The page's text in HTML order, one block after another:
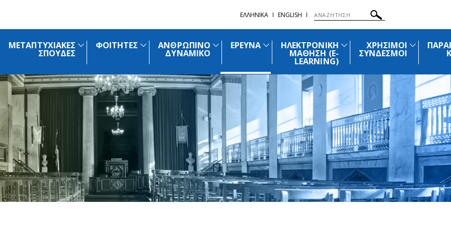
ΕΛΛΗΝΙΚΑ ENGLISH
ΜΕΤΑΠΤΥΧΙΑΚΕΣ
ΣΠΟΥΔΕΣ
ΦΟΙΤΗΤΕΣ ΑΝΘΡΩΠΙΝΟ
ΔΥΝΑΜΙΚΟ
ΕΡΕΥΝΑ ΗΛΕΚΤΡΟΝΙΚΗ
ΜΑΘΗΣΗ (E-
LEARNING)
ΧΡΗΣΙΜΟΙ
ΣΥΝΔΕΣΜΟΙ